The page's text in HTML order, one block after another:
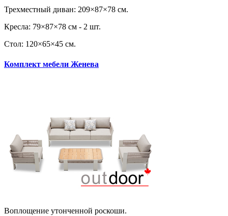
Трехместный диван: 209×87×78 см.
Кресла: 79×87×78 см - 2 шт.
Стол: 120×65×45 см.
Комплект мебели Женева
Воплощение утонченной роскоши.